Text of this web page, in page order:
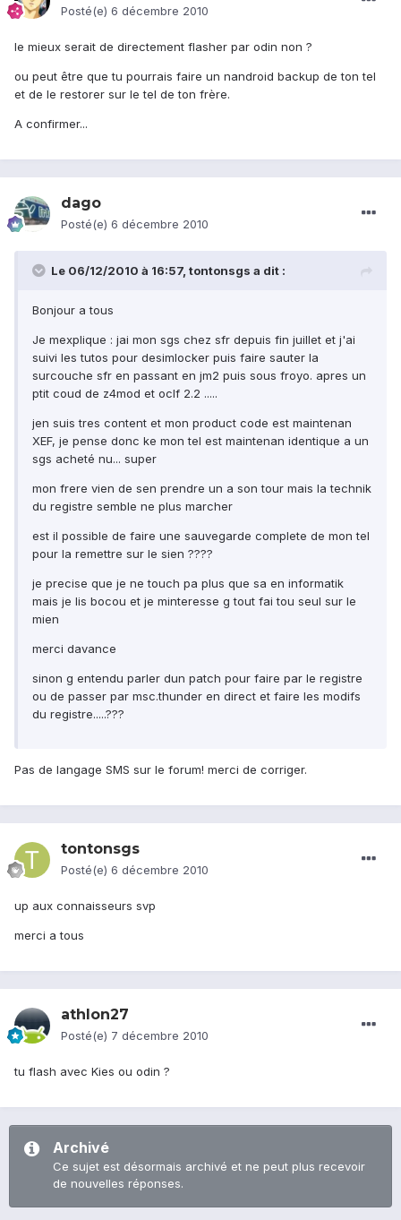
Posté(e) 6 décembre 2010
le mieux serait de directement flasher par odin non ?
ou peut être que tu pourrais faire un nandroid backup de ton tel
et de le restorer sur le tel de ton frère.
A confirmer...
dago
Posté(e) 6 décembre 2010
Le 06/12/2010 à 16:57, tontonsgs a dit :
Bonjour a tous
Je mexplique : jai mon sgs chez sfr depuis fin juillet et j'ai
suivi les tutos pour desimlocker puis faire sauter la
surcouche sfr en passant en jm2 puis sous froyo. apres un
ptit coud de z4mod et oclf 2.2 .....
jen suis tres content et mon product code est maintenan
XEF, je pense donc ke mon tel est maintenan identique a un
sgs acheté nu... super
mon frere vien de sen prendre un a son tour mais la technik
du registre semble ne plus marcher
est il possible de faire une sauvegarde complete de mon tel
pour la remettre sur le sien ????
je precise que je ne touch pa plus que sa en informatik
mais je lis bocou et je minteresse g tout fai tou seul sur le
mien
merci davance
sinon g entendu parler dun patch pour faire par le registre
ou de passer par msc.thunder en direct et faire les modifs
du registre.....???
Pas de langage SMS sur le forum! merci de corriger.
tontonsgs
Posté(e) 6 décembre 2010
up aux connaisseurs svp
merci a tous
athlon27
Posté(e) 7 décembre 2010
tu flash avec Kies ou odin ?
Archivé
Ce sujet est désormais archivé et ne peut plus recevoir
de nouvelles réponses.